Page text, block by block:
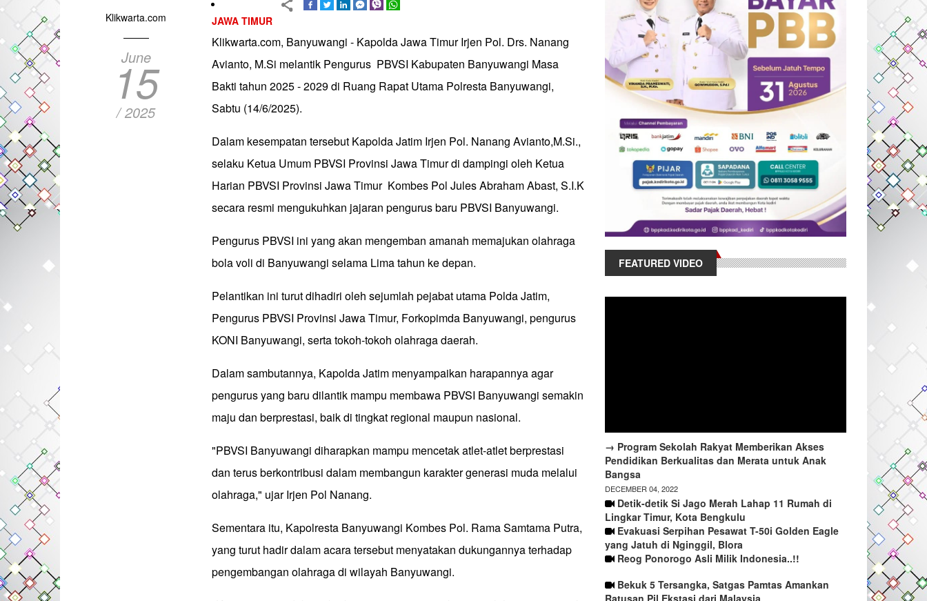
Klikwarta.com
June
15
/ 2025
JAWA TIMUR
Klikwarta.com, Banyuwangi - Kapolda Jawa Timur Irjen Pol. Drs. Nanang
Avianto, M.Si melantik Pengurus PBVSI Kabupaten Banyuwangi Masa
Bakti tahun 2025 - 2029 di Ruang Rapat Utama Polresta Banyuwangi,
Sabtu (14/6/2025).
Dalam kesempatan tersebut Kapolda Jatim Irjen Pol. Nanang Avianto,M.Si.,
selaku Ketua Umum PBVSI Provinsi Jawa Timur di dampingi oleh Ketua
Harian PBVSI Provinsi Jawa Timur Kombes Pol Jules Abraham Abast, S.I.K
secara resmi mengukuhkan jajaran pengurus baru PBVSI Banyuwangi.
Pengurus PBVSI ini yang akan mengemban amanah memajukan olahraga
bola voli di Banyuwangi selama Lima tahun ke depan.
Pelantikan ini turut dihadiri oleh sejumlah pejabat utama Polda Jatim,
Pengurus PBVSI Provinsi Jawa Timur, Forkopimda Banyuwangi, pengurus
KONI Banyuwangi, serta tokoh-tokoh olahraga daerah.
Dalam sambutannya, Kapolda Jatim menyampaikan harapannya agar
pengurus yang baru dilantik mampu membawa PBVSI Banyuwangi semakin
maju dan berprestasi, baik di tingkat regional maupun nasional.
"PBVSI Banyuwangi diharapkan mampu mencetak atlet-atlet berprestasi
dan terus berkontribusi dalam membangun karakter generasi muda melalui
olahraga," ujar Irjen Pol Nanang.
Sementara itu, Kapolresta Banyuwangi Kombes Pol. Rama Samtama Putra,
yang turut hadir dalam acara tersebut menyatakan dukungannya terhadap
pengembangan olahraga di wilayah Banyuwangi.
FEATURED VIDEO
→ Program Sekolah Rakyat Memberikan Akses
Pendidikan Berkualitas dan Merata untuk Anak
Bangsa
DECEMBER 04, 2022
Detik-detik Si Jago Merah Lahap 11 Rumah di
Lingkar Timur, Kota Bengkulu
Evakuasi Serpihan Pesawat T-50i Golden Eagle
yang Jatuh di Nginggil, Blora
Reog Ponorogo Asli Milik Indonesia..!!
Bekuk 5 Tersangka, Satgas Pamtas Amankan
Ratusan Pil Ekstasi dari Malaysia